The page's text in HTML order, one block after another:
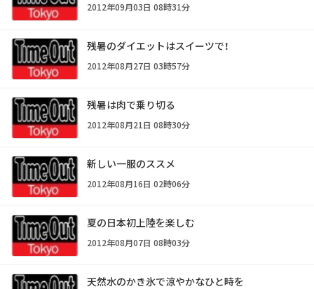
2012年09月03日 08時31分
残暑のダイエットはスイーツで！
2012年08月27日 03時57分
残暑は肉で乗り切る
2012年08月21日 08時30分
新しい一服のススメ
2012年08月16日 02時06分
夏の日本初上陸を楽しむ
2012年08月07日 08時03分
天然水のかき氷で涼やかなひと時を